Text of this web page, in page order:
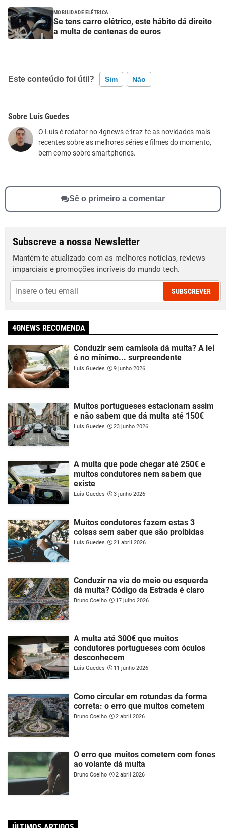
MOBILIDADE ELÉTRICA
Se tens carro elétrico, este hábito dá direito
a multa de centenas de euros
Este conteúdo foi útil? Sim Não
Este conteúdo contém informação incorreta
Este conteúdo não tem a informação que procuro
Outro
Luís Guedes
O Luís é redator no 4gnews e traz-te as novidades mais
recentes sobre as melhores séries e filmes do momento,
bem como sobre smartphones.
Sê o primeiro a comentar
Subscreve a nossa Newsletter
Mantém-te atualizado com as melhores notícias, reviews
imparciais e promoções incríveis do mundo tech.
SUBSCREVER
4GNEWS RECOMENDA
Conduzir sem camisola dá multa? A lei
é no mínimo... surpreendente
Luís Guedes 9 junho 2026
Muitos portugueses estacionam assim
e não sabem que dá multa até 150€
Luís Guedes 23 junho 2026
A multa que pode chegar até 250€ e
muitos condutores nem sabem que
existe
Luís Guedes 3 junho 2026
Muitos condutores fazem estas 3
coisas sem saber que são proibidas
Luís Guedes 21 abril 2026
Conduzir na via do meio ou esquerda
dá multa? Código da Estrada é claro
Bruno Coelho 17 julho 2026
A multa até 300€ que muitos
condutores portugueses com óculos
desconhecem
Luís Guedes 11 junho 2026
Como circular em rotundas da forma
correta: o erro que muitos cometem
Bruno Coelho 2 abril 2026
O erro que muitos cometem com fones
ao volante dá multa
Bruno Coelho 2 abril 2026